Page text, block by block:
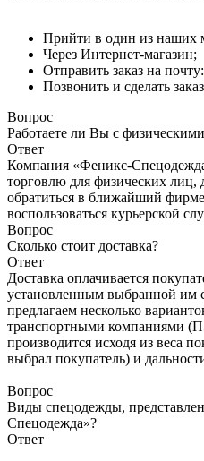
Прийти в один из наших
Через Интернет-магазин;
Отправить заказ на почту:
Позвонить и сделать
Вопрос
Работаете ли Вы с
Ответ
Компания «Феникс-
торговлю для физических лиц,
обратиться в ближайший
воспользоваться курьерской
Вопрос
Сколько стоит доставка?
Ответ
Доставка оплачивается
установленным выбранной
предлагаем несколько
транспортными компаниями
производится исходя из веса
выбрал покупатель) и
Вопрос
Виды спецодежды,
Спецодежда»?
Ответ